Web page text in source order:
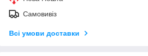
Самовивіз
Всі умови доставки